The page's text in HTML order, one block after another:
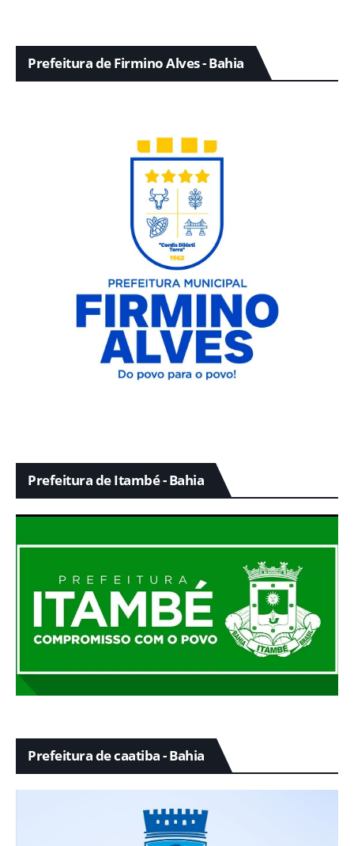
Prefeitura de Firmino Alves - Bahia
Prefeitura de Itambé - Bahia
Prefeitura de caatiba - Bahia